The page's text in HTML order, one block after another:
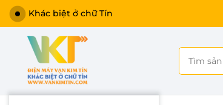
Khác biệt ở chữ Tín